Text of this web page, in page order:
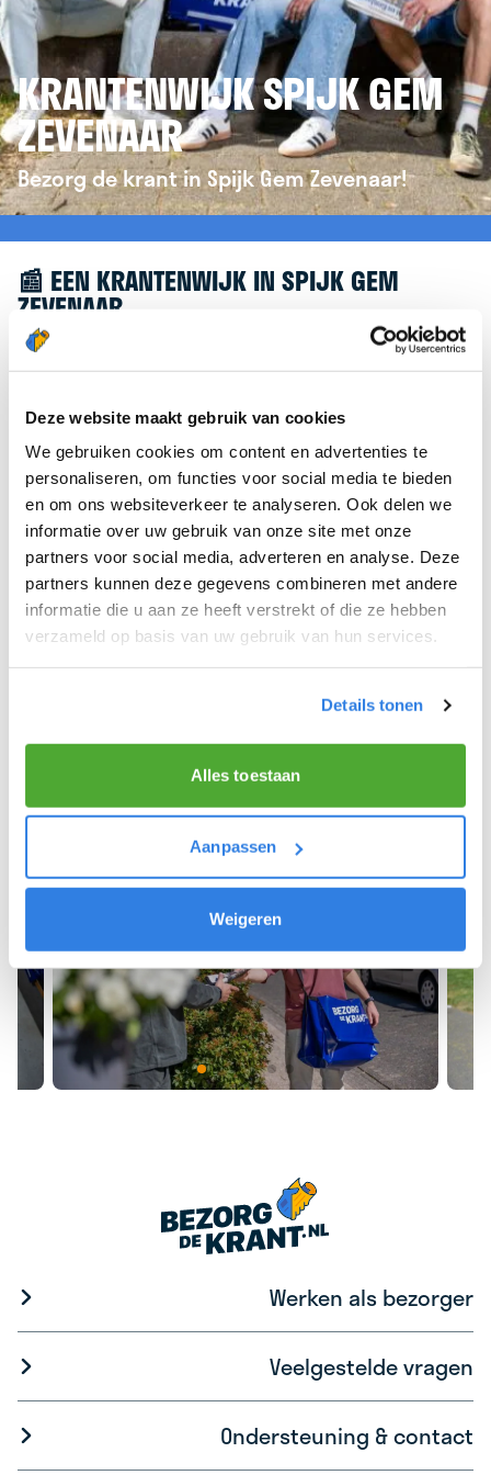
Deze website maakt gebruik van cookies
We gebruiken cookies om content en advertenties te
personaliseren, om functies voor social media te bieden
en om ons websiteverkeer te analyseren. Ook delen we
informatie over uw gebruik van onze site met onze
partners voor social media, adverteren en analyse. Deze
partners kunnen deze gegevens combineren met andere
informatie die u aan ze heeft verstrekt of die ze hebben
verzameld op basis van uw gebruik van hun services.
Details tonen
Alles toestaan
Aanpassen
Weigeren
KRANTENWIJK SPIJK GEM
ZEVENAAR
Bezorg de krant in Spijk Gem Zevenaar!
📰 EEN KRANTENWIJK IN SPIJK GEM
ZEVENAAR
Leuk dat je geïnteresseerd bent in een
helpen, verwijzen we je graag door naar de
website vankrantenbezorgen.nl. Daar kun je je
eenvoudig aanmelden om de krant te bezorgen in
Spijk Gem Zevenaar.
We hopen dat je snel aan de slag kunt en wensen
je veel succes! 🚴‍♂️💨
Meld je aan als krantenbezorger!
Werken als bezorger
Veelgestelde vragen
Ondersteuning & contact